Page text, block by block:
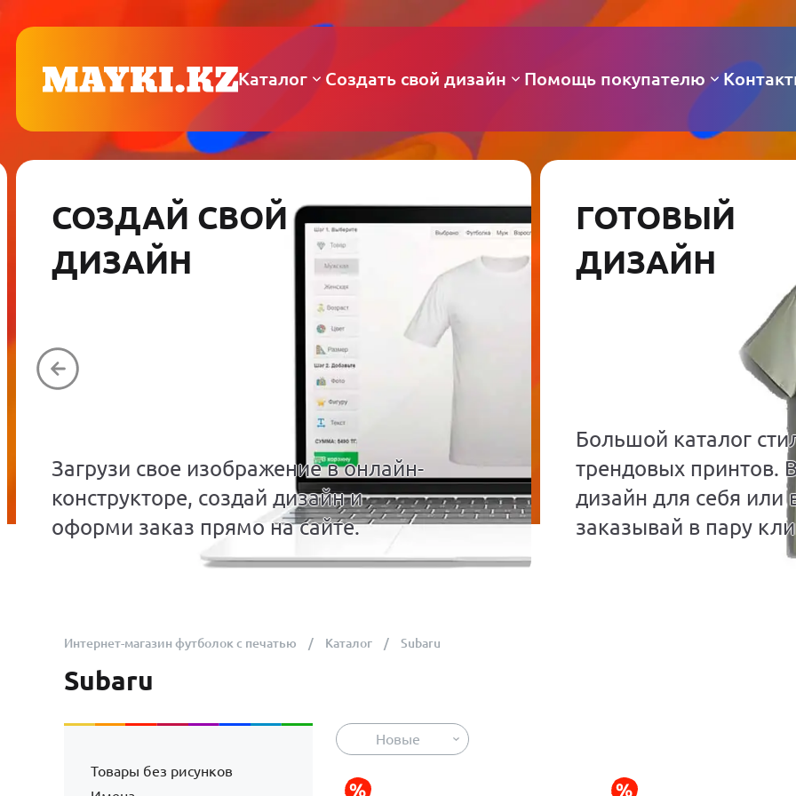
Каталог Создать свой дизайн Помощь покупателю
СОЗДАЙ СВОЙ
ДИЗАЙН
Загрузи свое изображение в онлайн-
конструкторе, создай дизайн и
оформи заказ прямо на сайте.
ГОТОВЫЙ
ДИЗАЙН
Большой каталог
трендовых принтов.
дизайн для себя или
заказывай в пару
Интернет-магазин футболок с печатью Каталог Subaru
Subaru
Товары без рисунков
Новые